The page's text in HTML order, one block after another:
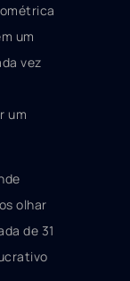
um
vez
um
olhar
de 31